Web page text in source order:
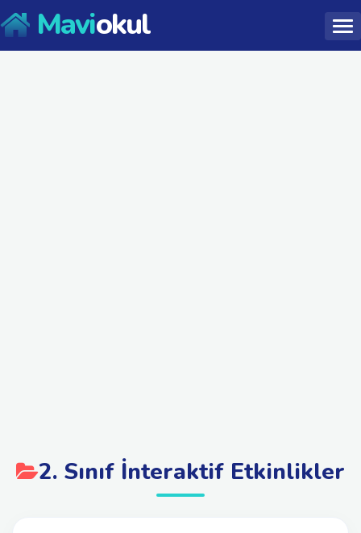
Maviokul
2. Sınıf İnteraktif Etkinlikler